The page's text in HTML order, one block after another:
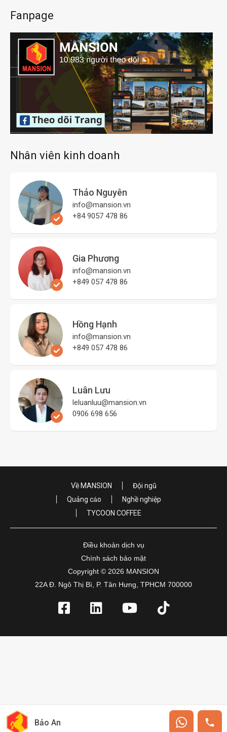
Fanpage
Nhân viên kinh doanh
Thảo Nguyên
info@mansion.vn
+84 9057 478 86
Gia Phương
info@mansion.vn
+849 057 478 86
Hồng Hạnh
info@mansion.vn
+849 057 478 86
Luân Lưu
leluanluu@mansion.vn
0906 698 656
Về MANSION
Đội ngũ
Quảng cáo
Nghề nghiệp
TYCOON COFFEE
Điều khoản dịch vụ
Chính sách bảo mật
Copyright © 2026 MANSION
22A Đ. Ngô Thị Bì, P. Tân Hưng, TPHCM 700000
Bảo An